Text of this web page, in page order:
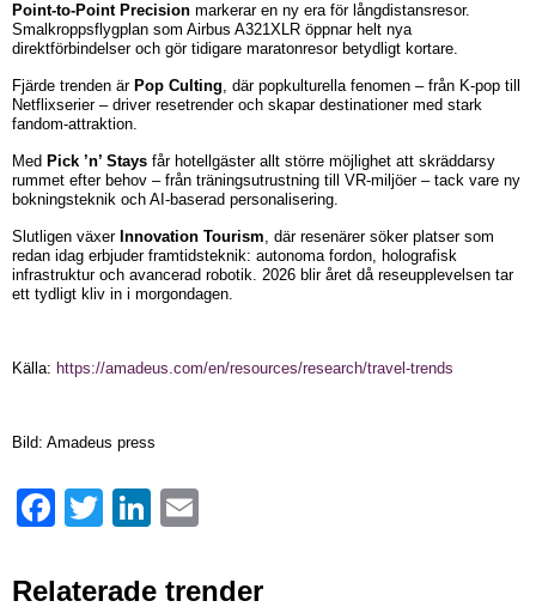
Point-to-Point Precision markerar en ny era för långdistansresor.
Smalkroppsflygplan som Airbus A321XLR öppnar helt nya
direktförbindelser och gör tidigare maratonresor betydligt kortare.
Fjärde trenden är Pop Culting, där popkulturella fenomen – från K-pop till
Netflixserier – driver resetrender och skapar destinationer med stark
fandom-attraktion.
Med Pick ’n’ Stays får hotellgäster allt större möjlighet att skräddarsy
rummet efter behov – från träningsutrustning till VR-miljöer – tack vare ny
bokningsteknik och AI-baserad personalisering.
Slutligen växer Innovation Tourism, där resenärer söker platser som
redan idag erbjuder framtidsteknik: autonoma fordon, holografisk
infrastruktur och avancerad robotik. 2026 blir året då reseupplevelsen tar
ett tydligt kliv in i morgondagen.
Källa: https://amadeus.com/en/resources/research/travel-trends
Bild: Amadeus press
FacebookTwitter LinkedIn
Relaterade trender